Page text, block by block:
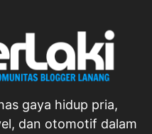
gaya hidup pria,
dan otomotif dalam